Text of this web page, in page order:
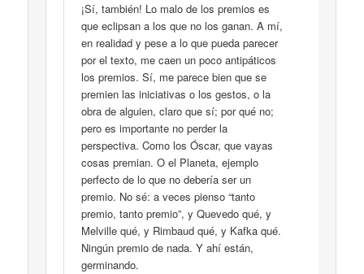
¡Sí, también! Lo malo de los premios es
que eclipsan a los que no los ganan. A mí,
en realidad y pese a lo que pueda parecer
por el texto, me caen un poco antipáticos
los premios. Sí, me parece bien que se
premien las iniciativas o los gestos, o la
obra de alguien, claro que sí; por qué no;
pero es importante no perder la
perspectiva. Como los Óscar, que vayas
cosas premian. O el Planeta, ejemplo
perfecto de lo que no debería ser un
premio. No sé: a veces pienso “tanto
premio, tanto premio”, y Quevedo qué, y
Melville qué, y Rimbaud qué, y Kafka qué.
Ningún premio de nada. Y ahí están,
germinando.